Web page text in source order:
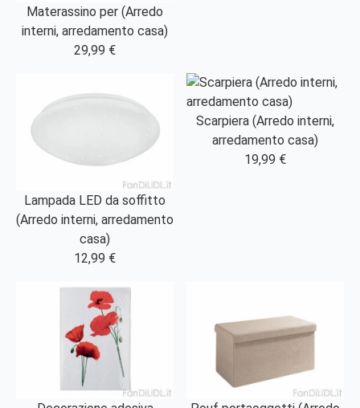
Materassino per (Arredo
interni, arredamento casa)
29,99 €
Lampada LED da soffitto
(Arredo interni, arredamento
casa)
12,99 €
Scarpiera (Arredo interni,
arredamento casa)
19,99 €